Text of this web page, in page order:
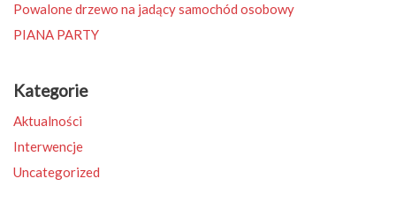
Powalone drzewo na jadący samochód osobowy
PIANA PARTY
Kategorie
Aktualności
Interwencje
Uncategorized